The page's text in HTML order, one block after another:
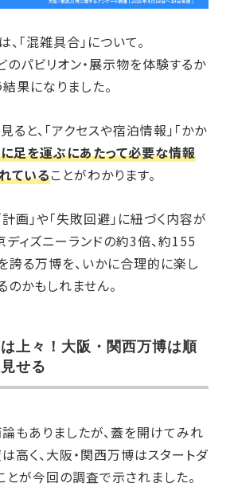
「混雑具合」について。
のパビリオン・展示物を体験するか
果になりました。
と、「アクセスや宿泊情報」「かか
足を運ぶにあたって必要な情報
ていることがわかります。
画」や「失敗回避」に紐づく内容が
ディズニーランドの約3倍、約155
誇る万博を、いかに合理的に楽し
かもしれません。
上々！大阪・関西万博は順
せる
もありましたが、蓋を開けてみれ
高く、大阪・関西万博はスタートダ
とが今回の調査で示されました。